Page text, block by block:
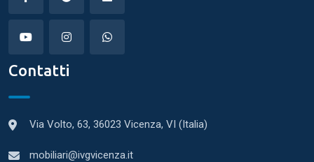
Contatti
Via Volto, 63, 36023 Vicenza, VI (Italia)
mobiliari@ivgvicenza.it